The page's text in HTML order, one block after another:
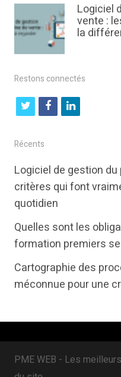
Logiciel
vente :
la
Restons connectés
t
i
t
t
e
f
b
o
k
l
e
i
n
Récents
Logiciel de gestion
critères qui font
quotidien
Quelles sont les
formation premiers
Cartographie des
méconnue pour une
PME WEB - Les